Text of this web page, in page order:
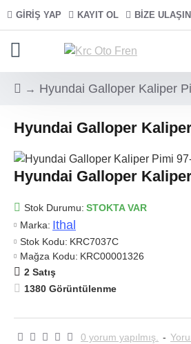
GIRIŞ YAP KAYIT OL BIZE ULAŞIN
Hyundai Galloper Kaliper
Hyundai Galloper
Hyundai Galloper
Stok Durumu: STOKTA VAR
Marka: Ithal
Stok Kodu: KRC7037C
Mağza Kodu: KRC00001326
2 Satış
1380 Görüntülenme
0 yorum yapılmış. -